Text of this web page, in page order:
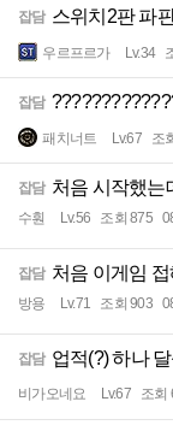
잡담 스위치2판 파
우르프르가 Lv.34
잡담
패치너트 Lv.67 조
잡담 처음 시작했는
수훤 Lv.56 조회 875
잡담 처음 이게임
방용 Lv.71 조회 903
잡담 업적(?) 하나
비가오네요 Lv.67 조회